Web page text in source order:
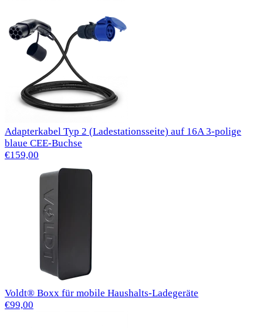
Adapterkabel Typ 2 (Ladestationsseite) auf 16A 3-polige
blaue CEE-Buchse
€159,00
Voldt® Boxx für mobile Haushalts-Ladegeräte
€99,00